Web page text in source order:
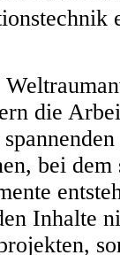
die
bei
Inhalte